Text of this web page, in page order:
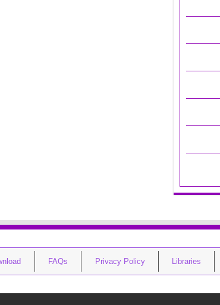
FAQs Privacy Policy Libraries